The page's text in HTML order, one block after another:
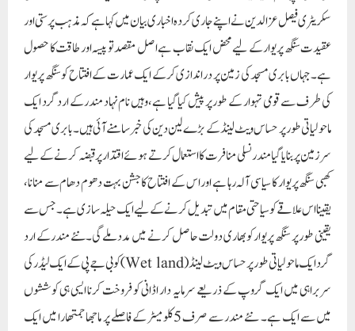
سکریٹری فیصل عز الدین نے اپنے جاری کردہ اخباری بیان میں کہا ہے کہ مذہب پرستی اور
عقیدت سنگھ پریوار کے لیے محض ایک نقاب ہے اصل مقصد تو پیسہ اور طاقت کا حصول
ہے۔جہاں بابری مسجد کی زمین پر دراندازی کرکے ایک عمارت کے افتتاح کو سنگھ پریوار
کی طرف سے قومی تہوار کے طور پر پیش کیا گیا ہے، وہیں نام نہاد مندر کے اردگرد ایک
ماحولیاتی طور پر حساس ویٹ لینڈ کے بڑے لین دین کی خبر سامنے آئی ہیں۔بابری مسجد کی
سرزمین پر بنایا گیا مندر نسلی منافرت کا استعما ل کرتے ہوئے اقتدار پر قبضہ کرنے کے لیے
کھبی سنگھ پریوار کا سیاسی آلہ رہا ہے اور اس کے افتتاح کا جشن بہت دھوم دھام سے منانا،
یقینا اس علاقے کو سیاحتی مقام میں تبدیل کرنے کے لیے ایک حیلہ سازی ہے۔ جس سے
یقینی طور پر سنگھ پریوار کو بھاری دولت حاصل کرنے میں مدد ملے گی۔نئے مندر کے ارد
گرد ایک ماحولیاتی طور پر حساس ویٹ لینڈ ( Wet land) کو بی جے پی کے ایک لیڈر کی
سربراہی میں ایک گروپ کے ذریعے سرمایہ دار اڈانی کو فروخت کرنا ایسی ہی کوششوں
میں سے ایک ہے۔ نئے مندر سے صرف 5کلومیٹر کے فاصلے پر ماجھا جمتھارا میں ایک